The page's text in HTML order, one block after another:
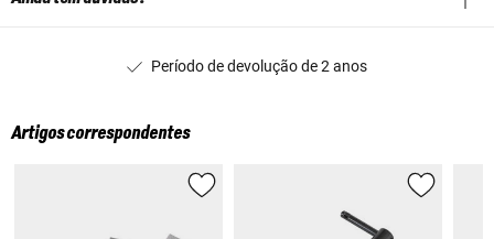
Período de devolução de 2 anos
Artigos correspondentes